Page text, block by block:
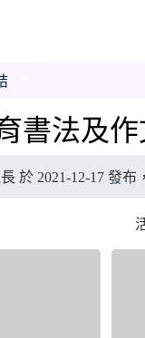
書法及
於 2021-12-17 發布